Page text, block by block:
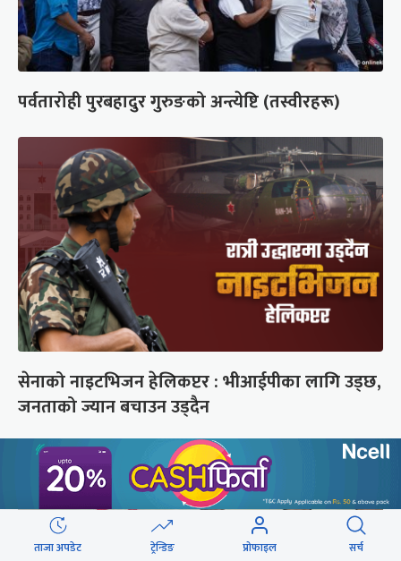
पर्वतारोही पुरबहादुर गुरुङको अन्त्येष्टि (तस्वीरहरू)
सेनाको नाइटभिजन हेलिकप्टर : भीआईपीका लागि उड्छ,
जनताको ज्यान बचाउन उड्दैन
ताजा अपडेट ट्रेन्डिङ प्रोफाइल सर्च